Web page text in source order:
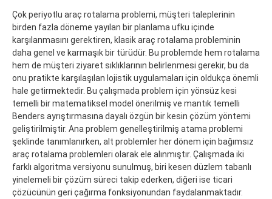
Çok periyotlu araç rotalama problemi, müşteri taleplerinin
birden fazla döneme yayılan bir planlama ufku içinde
karşılanmasını gerektiren, klasik araç rotalama probleminin
daha genel ve karmaşık bir türüdür. Bu problemde hem rotalama
hem de müşteri ziyaret sıklıklarının belirlenmesi gerekir, bu da
onu pratikte karşılaşılan lojistik uygulamaları için oldukça önemli
hale getirmektedir. Bu çalışmada problem için yönsüz kesi
temelli bir matematiksel model önerilmiş ve mantık temelli
Benders ayrıştırmasına dayalı özgün bir kesin çözüm yöntemi
geliştirilmiştir. Ana problem genelleştirilmiş atama problemi
şeklinde tanımlanırken, alt problemler her dönem için bağımsız
araç rotalama problemleri olarak ele alınmıştır. Çalışmada iki
farklı algoritma versiyonu sunulmuş, biri kesen düzlem tabanlı
yinelemeli bir çözüm süreci takip ederken, diğeri ise ticari
çözücünün geri çağırma fonksiyonundan faydalanmaktadır.